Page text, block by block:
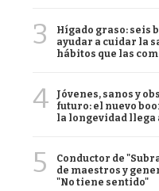
3
Hígado graso: seis
ayudar a cuidar la
hábitos que las
4
Jóvenes, sanos y
futuro: el nuevo
la longevidad llega
5
Conductor de
de maestros y
"No tiene sentido"